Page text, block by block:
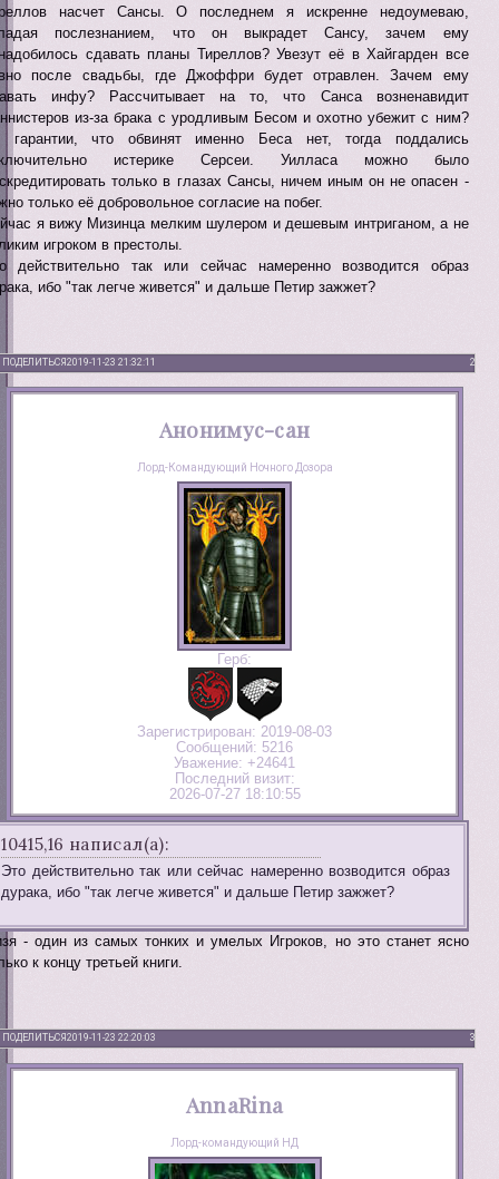
насчет Сансы. О последнем я искренне недоумеваю,
послезнанием, что он выкрадет Сансу, зачем ему
сдавать планы Тиреллов? Увезут её в Хайгарден все
после свадьбы, где Джоффри будет отравлен. Зачем ему
инфу? Рассчитывает на то, что Санса возненавидит
из-за брака с уродливым Бесом и охотно убежит с ним?
гарантии, что обвинят именно Беса нет, тогда поддались
истерике Серсеи. Уилласа можно было
только в глазах Сансы, ничем иным он не опасен -
только её добровольное согласие на побег.
я вижу Мизинца мелким шулером и дешевым интриганом, а не
игроком в престолы.
действительно так или сейчас намеренно возводится образ
ибо "так легче живется" и дальше Петир зажжет?
ПОДЕЛИТЬСЯ 2
2019-11-23 21:32:11
Анонимус-сан
Лорд-Командующий Ночного Дозора
Герб:
Зарегистрирован: 2019-08-03
Сообщений: 5216
Уважение: +24641
Последний визит:
2026-07-27 18:10:55
10415,16 написал(а):
Это действительно так или сейчас намеренно возводится образ
дурака, ибо "так легче живется" и дальше Петир зажжет?
- один из самых тонких и умелых Игроков, но это станет ясно
к концу третьей книги.
ПОДЕЛИТЬСЯ 3
2019-11-23 22:20:03
AnnaRina
Лорд-командующий НД